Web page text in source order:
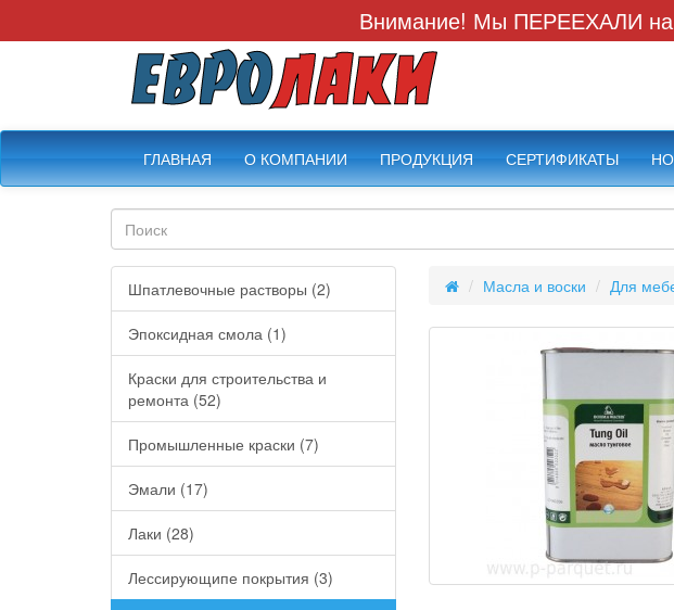
Внимание! Мы ПЕРЕЕХАЛИ на
ГЛАВНАЯ О КОМПАНИИ ПРОДУКЦИЯ СЕРТИФИКАТЫ
Шпатлевочные растворы (2)
Эпоксидная смола (1)
Краски для строительства и
ремонта (52)
Промышленные краски (7)
Эмали (17)
Лаки (28)
Лессирующипе покрытия (3)
Масла и воски Для